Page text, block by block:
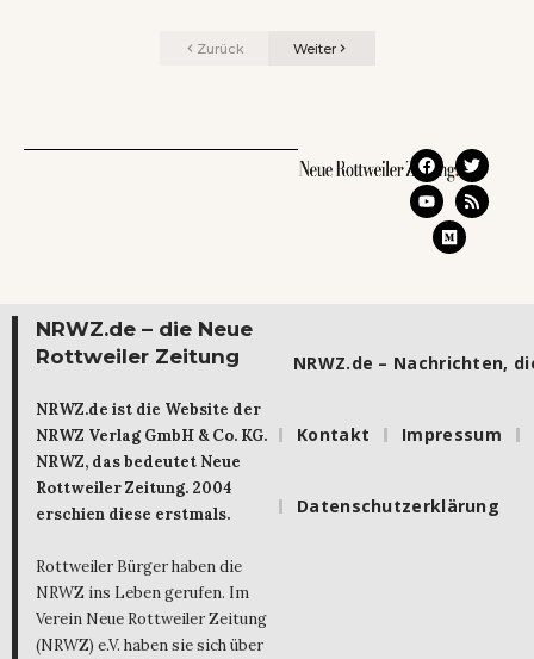
Zurück Weiter
NRWZ.de – die Neue
Rottweiler Zeitung
NRWZ.de ist die Website der
NRWZ Verlag GmbH & Co. KG.
NRWZ, das bedeutet Neue
Rottweiler Zeitung. 2004
erschien diese erstmals.
Rottweiler Bürger haben die
NRWZ ins Leben gerufen. Im
Verein Neue Rottweiler Zeitung
(NRWZ) e.V. haben sie sich über
NRWZ.de – Nachrichten,
Kontakt Impressum
Datenschutzerklärung